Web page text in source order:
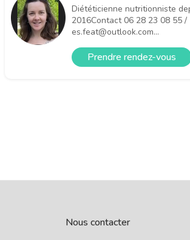
Diététicienne nutritionniste
2016Contact 06 28 23 08 55 /
es.feat@outlook.com...
Prendre rendez-vous
Nous contacter